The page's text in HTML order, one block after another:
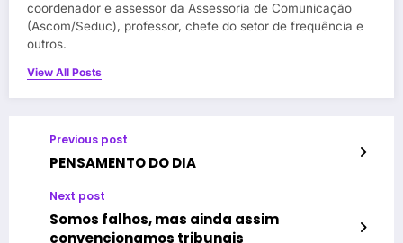
coordenador e assessor da Assessoria de Comunicação
(Ascom/Seduc), professor, chefe do setor de frequência e
outros.
View All Posts
Previous post
PENSAMENTO DO DIA
Next post
Somos falhos, mas ainda assim
convencionamos tribunais